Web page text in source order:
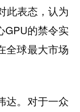
此表态，认为
GPU的禁令实
全球最大市场
达。对于一众